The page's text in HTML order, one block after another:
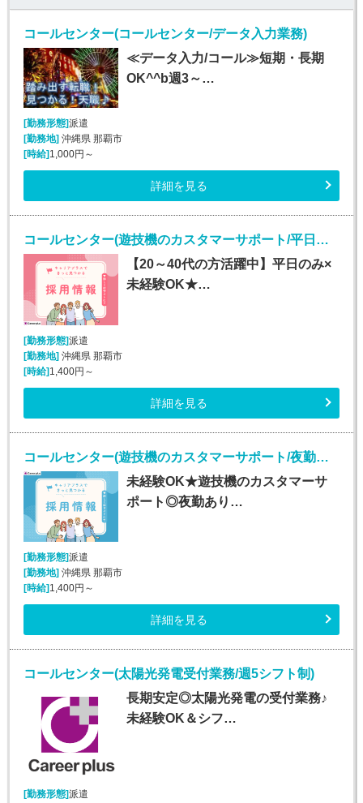
コールセンター(コールセンター/データ入力業務)
≪データ入力/コール≫短期・長期
OK^^b週3～…
[勤務形態]派遣
[勤務地] 沖縄県 那覇市
[時給] 1,000円～
詳細を見る
コールセンター(遊技機のカスタマーサポート/平日のみ/長期)
【20～40代の方活躍中】平日のみ×
未経験OK★…
[勤務形態]派遣
[勤務地]沖縄県 那覇市
[時給]1,400円～
詳細を見る
コールセンター(遊技機のカスタマーサポート/夜勤あり/長期)
未経験OK★遊技機のカスタマーサ
ポート◎夜勤あり…
[勤務形態]派遣
[勤務地] 沖縄県 那覇市
[時給] 1,400円～
詳細を見る
コールセンター(太陽光発電受付業務/週5シフト制)
長期安定◎太陽光発電の受付業務♪
未経験OK＆シフ…
[勤務形態]派遣